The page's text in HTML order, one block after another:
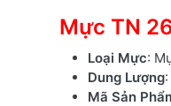
Mực TN
Loại Mực:
Dung Lượng
Mã Sản